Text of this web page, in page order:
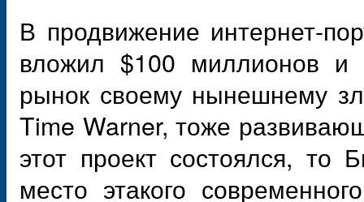
В продвижение интернет-
вложил $100 миллионов и
рынок своему нынешнему
Time Warner, тоже
этот проект состоялся, то
место этакого